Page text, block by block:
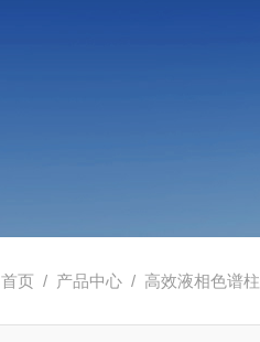
首页 / 产品中心 / 高效液相色谱柱